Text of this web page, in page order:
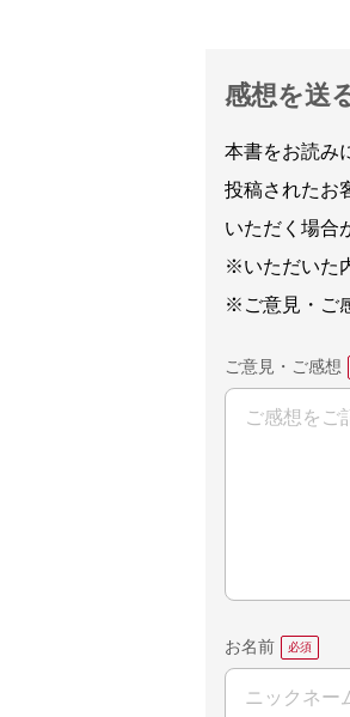
感想を送
本書をお読み
投稿されたお
いただく場合
※いただいた
※ご意見・ご
ご意見・ご感想
お名前